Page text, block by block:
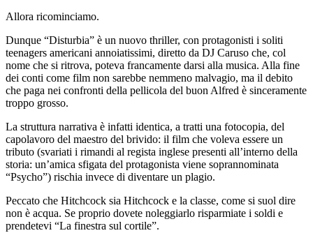
Allora ricominciamo.
Dunque “Disturbia” è un nuovo thriller, con protagonisti i soliti
teenagers americani annoiatissimi, diretto da DJ Caruso che, col
nome che si ritrova, poteva francamente darsi alla musica. Alla fine
dei conti come film non sarebbe nemmeno malvagio, ma il debito
che paga nei confronti della pellicola del buon Alfred è sinceramente
troppo grosso.
La struttura narrativa è infatti identica, a tratti una fotocopia, del
capolavoro del maestro del brivido: il film che voleva essere un
tributo (svariati i rimandi al regista inglese presenti all’interno della
storia: un’amica sfigata del protagonista viene soprannominata
“Psycho”) rischia invece di diventare un plagio.
Peccato che Hitchcock sia Hitchcock e la classe, come si suol dire
non è acqua. Se proprio dovete noleggiarlo risparmiate i soldi e
prendetevi “La finestra sul cortile”.